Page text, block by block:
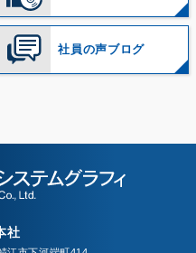
社員の声ブログ
社